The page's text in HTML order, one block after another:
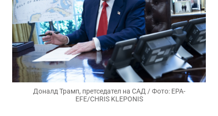
Доналд Трамп, претседател на САД / Фото: EPA-
EFE/CHRIS KLEPONIS